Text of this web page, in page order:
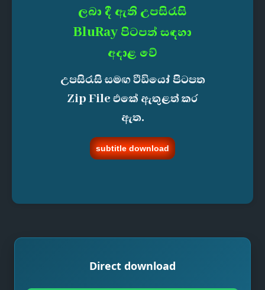
ලබා දී ඇති උපසිරැසි
BluRay පිටපත් සඳහා
අදාළ වේ
උපසිරැසි සමඟ වීඩියෝ පිටපත
Zip File එකේ ඇතුළත් කර
ඇත.
subtitle download
Direct download